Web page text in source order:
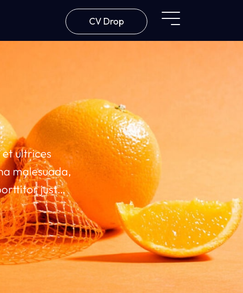
CV Drop
et ultrices
malesuada,
justo
felis ut leo
leo ut,
mattis elit
Proin
sollicitudin